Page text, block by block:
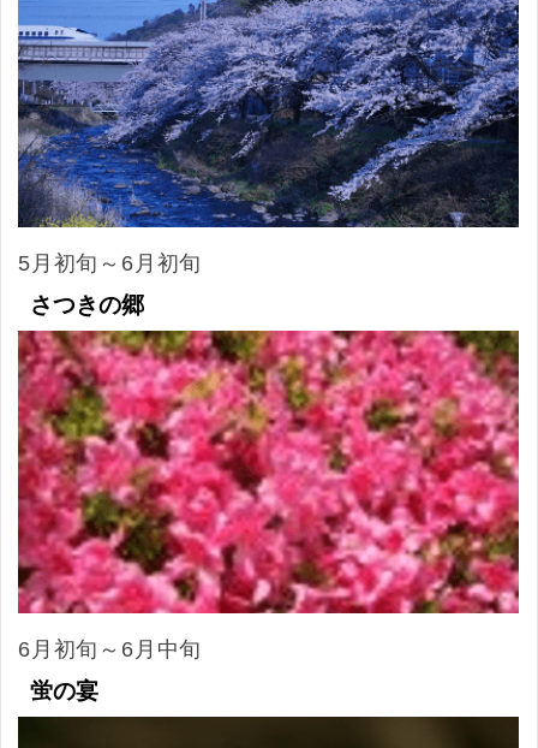
5月初旬～6月初旬
さつきの郷
6月初旬～6月中旬
蛍の宴